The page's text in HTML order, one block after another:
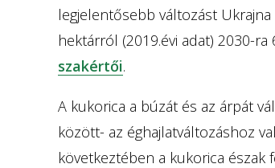
legjelentősebb változást
hektárról (2019.évi adat) 2030-
szakértői.
A kukorica a búzát és az árpát
között- az éghajlatváltozáshoz
következtében a kukorica észak